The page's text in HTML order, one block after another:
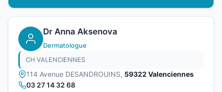
Dr Anna Aksenova
Dermatologue
CH VALENCIENNES
114 Avenue DESANDROUINS, 59322 Valenciennes
03 27 14 32 68